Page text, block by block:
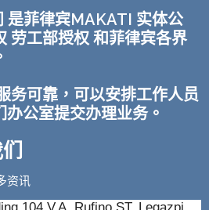
是菲律宾MAKATI 实体公
劳工部授权 和菲律宾各界
务可靠，可以安排工作人员
公室提交办理业务。
资讯
104 V.A. Rufino ST, Legazpi